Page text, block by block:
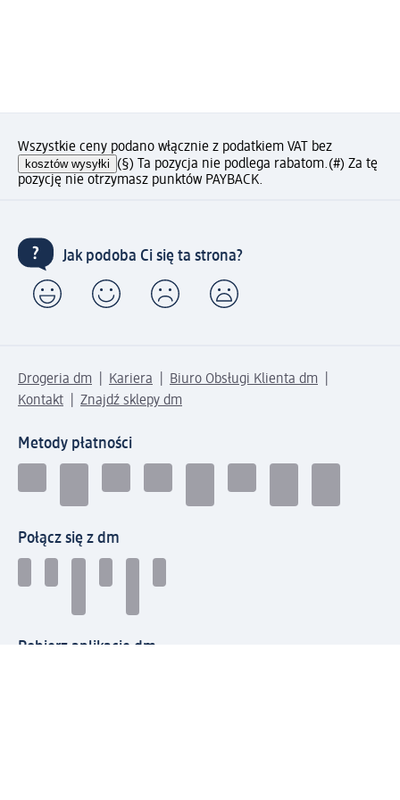
Wszystkie ceny podano włącznie z podatkiem VAT bez
kosztów wysyłki (§) Ta pozycja nie podlega rabatom.(#) Za tę
pozycję nie otrzymasz punktów PAYBACK.
Jak podoba Ci się ta strona?
Drogeria dm Kariera
Biuro Obsługi Klienta dm
Kontakt
Znajdź sklepy dm
Metody płatności
Połącz się z dm
Pobierz aplikację dm: